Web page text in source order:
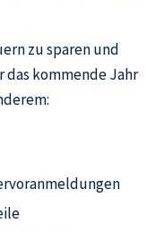
zu sparen und
kommende Jahr